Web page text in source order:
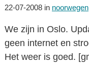
22-07-2008 in noorwegen
We zijn in Oslo.
geen internet en
Het weer is goed.